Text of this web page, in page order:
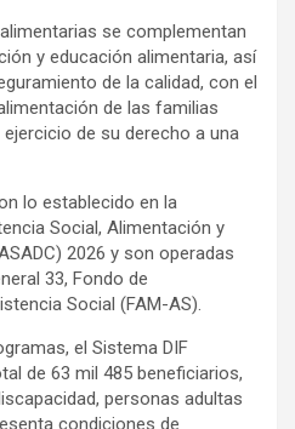
se complementan
y educación alimentaria, así
de la calidad, con el
de las familias
de su derecho a una
lo establecido en la
Social, Alimentación y
2026 y son operadas
33, Fondo de
Social (FAM-AS).
el Sistema DIF
de 63 mil 485 beneficiarios,
personas adultas
condiciones de